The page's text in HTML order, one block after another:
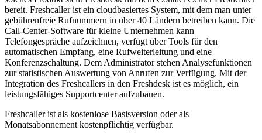
bereit. Freshcaller ist ein cloudbasiertes System, mit dem man unter
gebührenfreie Rufnummern in über 40 Ländern betreiben kann. Die
Call-Center-Software für kleine Unternehmen kann
Telefongespräche aufzeichnen, verfügt über Tools für den
automatischen Empfang, eine Rufweiterleitung und eine
Konferenzschaltung. Dem Administrator stehen Analysefunktionen
zur statistischen Auswertung von Anrufen zur Verfügung. Mit der
Integration des Freshcallers in den Freshdesk ist es möglich, ein
leistungsfähiges Supportcenter aufzubauen.
Freshcaller ist als kostenlose Basisversion oder als
Monatsabonnement kostenpflichtig verfügbar.